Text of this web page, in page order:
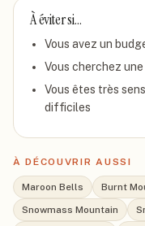
À éviter si…
Vous avez un
Vous cherchez
Vous êtes très
difficiles
À DÉCOUVRIR AUSSI
Maroon Bells Burnt
Snowmass Mountain